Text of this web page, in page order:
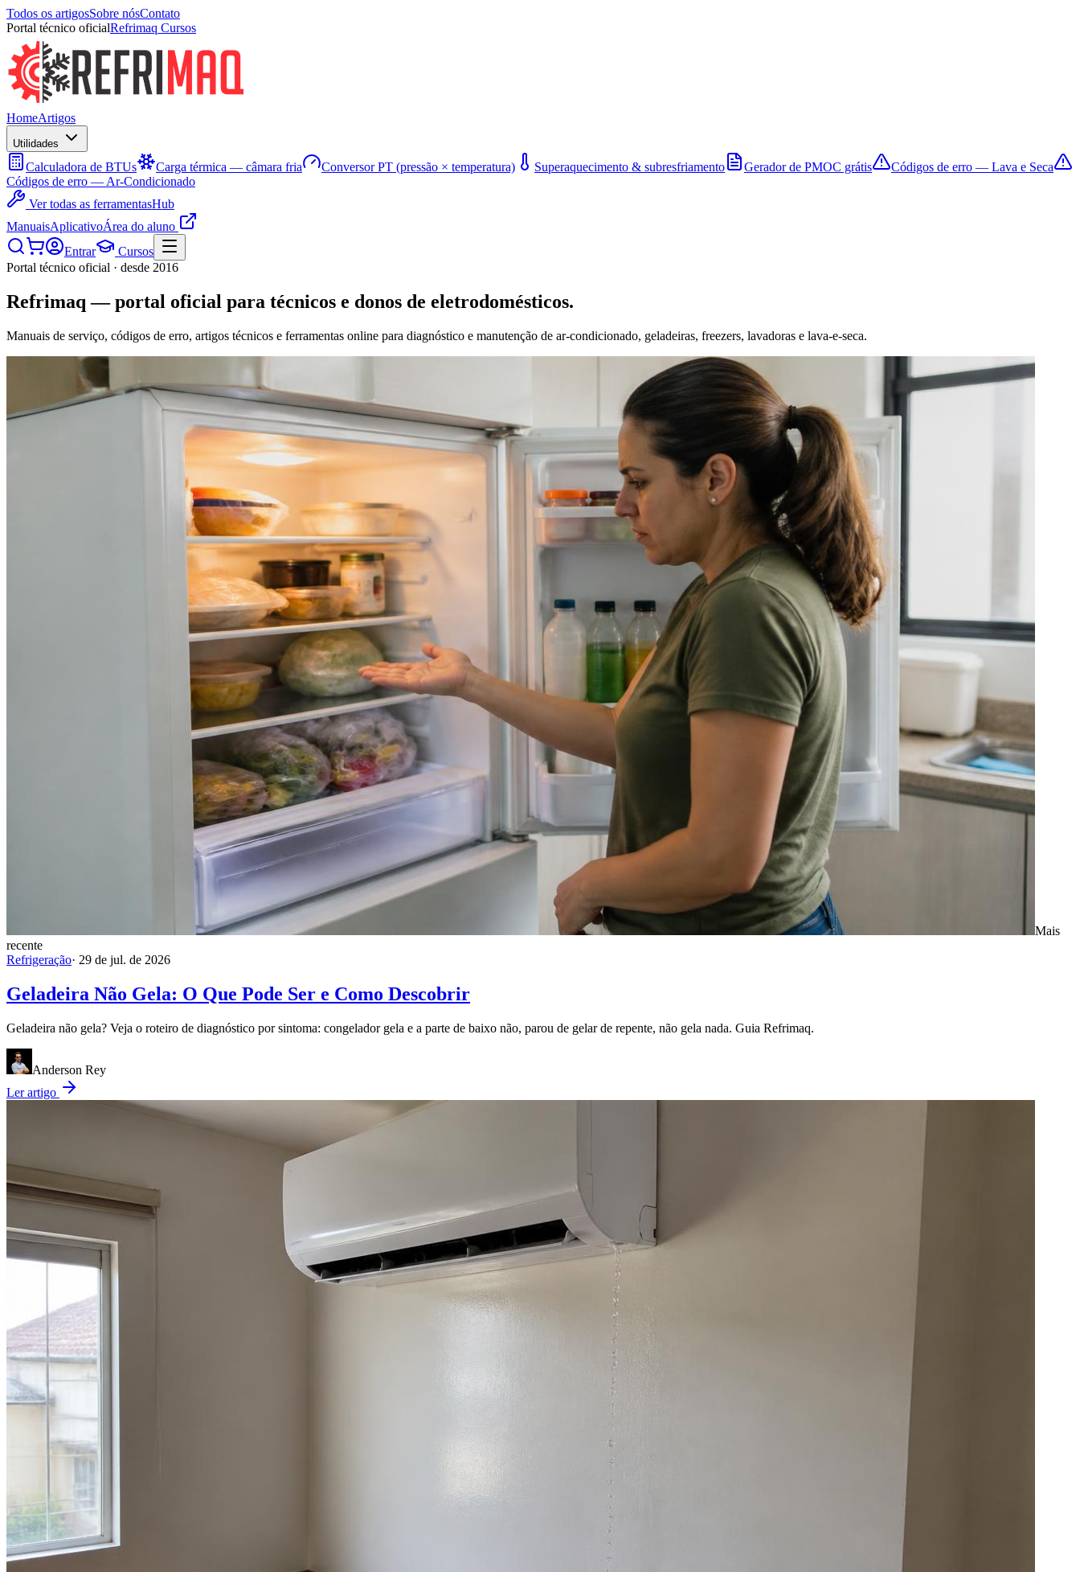
Todos os artigosSobre nósContato
Portal técnico oficialRefrimaq Cursos
HomeArtigos
Utilidades
Calculadora de BTUs Carga térmica — câmara fria Conversor PT (pressão × temperatura) Superaquecimento & subresfriamento Gerador de PMOC grátis
Códigos de erro — Lava e Seca
Códigos de erro — Ar-Condicionado
Ver todas as ferramentasHub
ManuaisAplicativoÁrea do aluno
Entrar
Cursos
Portal técnico oficial · desde 2016
Refrimaq — portal oficial para técnicos e donos de eletrodomésticos.
Manuais de serviço, códigos de erro, artigos técnicos e ferramentas online para diagnóstico e manutenção de ar-condicionado, geladeiras, freezers, lavadoras e lava-e-seca.
Mais
recente
Refrigeração· 29 de jul. de 2026
Geladeira Não Gela: O Que Pode Ser e Como Descobrir
Geladeira não gela? Veja o roteiro de diagnóstico por sintoma: congelador gela e a parte de baixo não, parou de gelar de repente, não gela nada. Guia Refrimaq.
Anderson Rey
Ler artigo